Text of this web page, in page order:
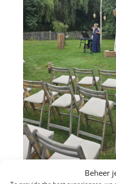
Beheer
Huwelijksceremonie